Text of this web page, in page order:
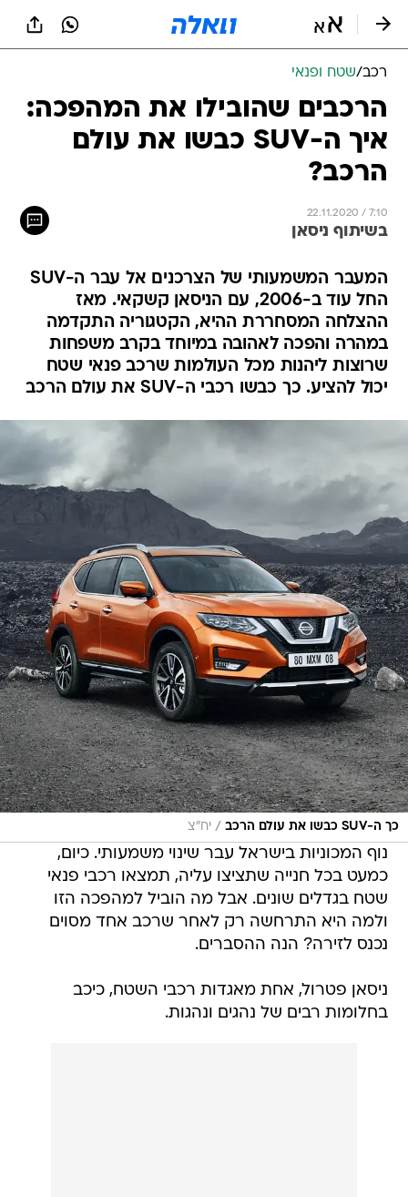
רכב/שטח ופנאי
הרכבים שהובילו את המהפכה:
איך ה-SUV כבשו את עולם
הרכב?
22.11.2020 / 7:10
בשיתוף ניסאן
המעבר המשמעותי של הצרכנים אל עבר ה-SUV
החל עוד ב-2006, עם הניסאן קשקאי. מאז
ההצלחה המסחררת ההיא, הקטגוריה התקדמה
במהרה והפכה לאהובה במיוחד בקרב משפחות
שרוצות ליהנות מכל העולמות שרכב פנאי שטח
יכול להציע. כך כבשו רכבי ה-SUV את עולם הרכב
כך ה-SUV כבשו את עולם הרכב / יח"צ
נוף המכוניות בישראל עבר שינוי משמעותי. כיום,
כמעט בכל חנייה שתציצו עליה, תמצאו רכבי פנאי
שטח בגדלים שונים. אבל מה הוביל למהפכה הזו
ולמה היא התרחשה רק לאחר שרכב אחד מסוים
נכנס לזירה? הנה ההסברים.
ניסאן פטרול, אחת מאגדות רכבי השטח, כיכב
בחלומות רבים של נהגים ונהגות.